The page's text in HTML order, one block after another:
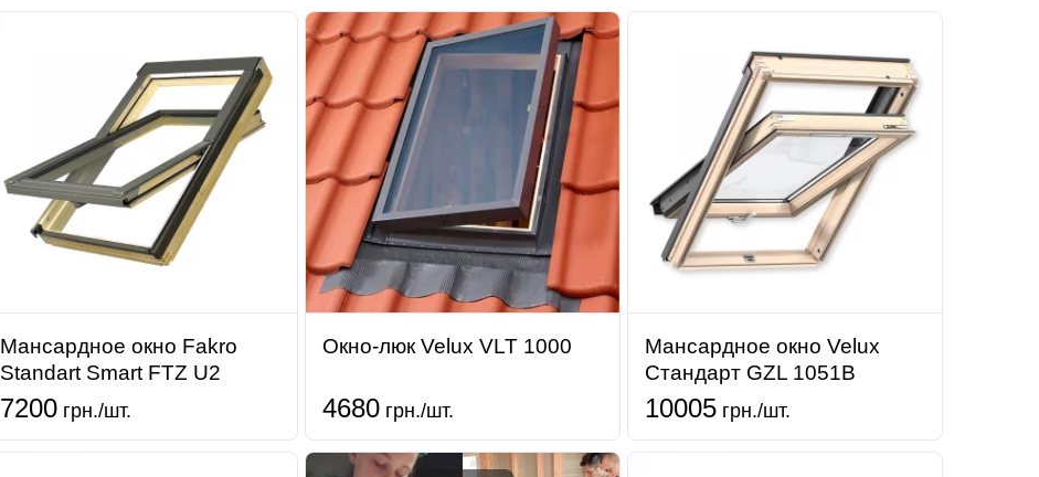
Мансардное окно Fakro
Standart Smart FTZ U2
7200 грн./шт.
Окно-люк Velux VLT 1000
4680грн./шт.
Мансардное окно Velux
Стандарт GZL 1051B
10005грн./шт.